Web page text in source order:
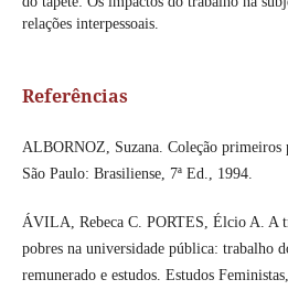
relações interpessoais.
Referências
ALBORNOZ, Suzana. Coleção primeiros
São Paulo: Brasiliense, 7ª Ed., 1994.
ÁVILA, Rebeca C. PORTES, Élcio A. A
pobres na universidade pública: trabalho
remunerado e estudos. Estudos